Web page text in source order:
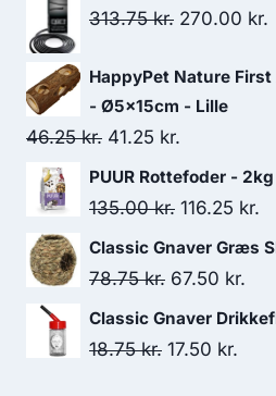
313.75kr. Den
pris
var:
313.75 kr..
270.00 kr.
HappyPet Nature
- Ø5x15cm - Lille
46.25kr. Den
oprindelige
pris
46.25 kr..
41.25 kr.
aktuelle
pris
41.25 kr..
PUUR Rottefoder - 2kg
135.00kr. Den
oprindelige
pris
135.00 kr..
116.25 kr.
Classic Gnaver Græs
78.75kr. Den
oprindelige
pris
67.50 kr.
Classic Gnaver
18.75kr. Den
17.50 kr.